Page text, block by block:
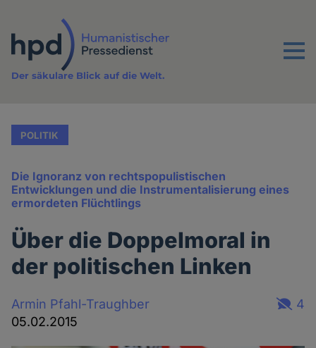
Inhalt
Menu
Der säkulare Blick auf die Welt.
POLITIK
Die Ignoranz von rechtspopulistischen
Entwicklungen und die Instrumentalisierung eines
ermordeten Flüchtlings
Über die Doppelmoral in
der politischen Linken
Armin Pfahl-Traughber
05.02.2015
4